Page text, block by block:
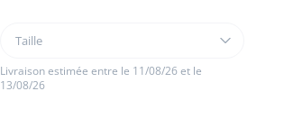
Taille
Barboteuse
bébé
fille
Taille
Livraison estimée entre le 11/08/26 et le
13/08/26